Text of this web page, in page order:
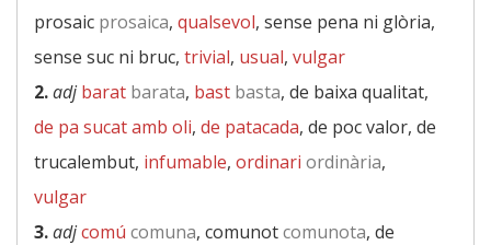
prosaic prosaica, qualsevol, sense pena ni glòria,
sense suc ni bruc, trivial, usual, vulgar
2.adj barat barata, bast basta, de baixa qualitat,
de pa sucat amb oli, de patacada, de poc valor, de
trucalembut, infumable, ordinari ordinària,
vulgar
3.adjcomú comuna, comunotcomunota, de